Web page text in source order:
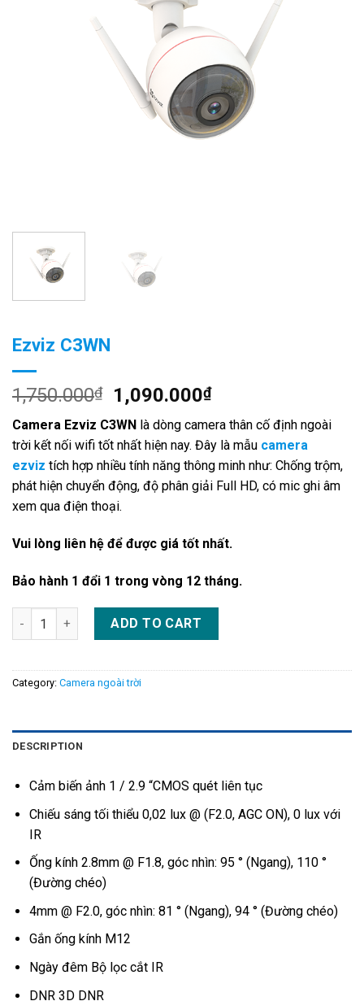
Ezviz C3WN
1,750.000₫ 1,090.000₫
Camera Ezviz C3WN là dòng camera thân cố định ngoài
trời kết nối wifi tốt nhất hiện nay. Đây là mẫu camera
ezviz tích hợp nhiều tính năng thông minh như: Chống trộm,
phát hiện chuyển động, độ phân giải Full HD, có mic ghi âm
xem qua điện thoại.
Vui lòng liên hệ để được giá tốt nhất.
Bảo hành 1 đổi 1 trong vòng 12 tháng.
Ezviz C3WN quantityADD TO CART
Category: Camera ngoài trời
DESCRIPTION
Cảm biến ảnh 1 / 2.9 “CMOS quét liên tục
Chiếu sáng tối thiểu 0,02 lux @ (F2.0, AGC ON), 0 lux với
IR
Ống kính 2.8mm @ F1.8, góc nhìn: 95 ° (Ngang), 110 °
(Đường chéo)
4mm @ F2.0, góc nhìn: 81 ° (Ngang), 94 ° (Đường chéo)
Gắn ống kính M12
Ngày đêm Bộ lọc cắt IR
DNR 3D DNR